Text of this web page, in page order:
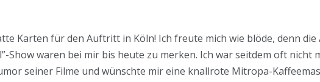
Karten für den Auftritt in Köln! Ich freute mich wie blöde, denn
Show waren bei mir bis heute zu merken. Ich war seitdem oft nicht
seiner Filme und wünschte mir eine knallrote Mitropa-